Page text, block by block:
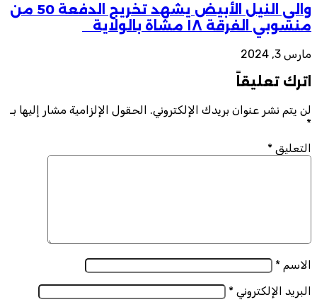
والي النيل الأبيض يشهد تخريج الدفعة 50 من
منسوبي الفرقة ١٨ مشاة بالولاية
مارس 3, 2024
اترك تعليقاً
لن يتم نشر عنوان بريدك الإلكتروني. الحقول الإلزامية مشار إليها بـ
*
التعليق *
الاسم *
البريد الإلكتروني *